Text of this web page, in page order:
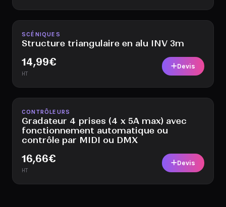
Disponible
SCÉNIQUES
Structure triangulaire en alu INV 3m
14,99€
HT
Devis
Disponible
CONTRÔLEURS
Gradateur 4 prises (4 x 5A max) avec
fonctionnement automatique ou
contrôle par MIDI ou DMX
16,66€
HT
Devis